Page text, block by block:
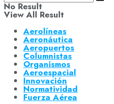
No Result
View All Result
Aerolíneas
Aeronáutica
Aeropuertos
Columnistas
Organismos
Aeroespacial
Innovación
Normatividad
Fuerza Aérea